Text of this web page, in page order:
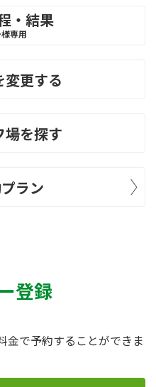
・結果
専用
変更する
場を探す
ラン
登録
金で予約することができま